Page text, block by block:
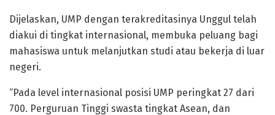
Dijelaskan, UMP dengan terakreditasinya Unggul telah
diakui di tingkat internasional, membuka peluang bagi
mahasiswa untuk melanjutkan studi atau bekerja di luar
negeri.
“Pada level internasional posisi UMP peringkat 27 dari
700. Perguruan Tinggi swasta tingkat Asean, dan